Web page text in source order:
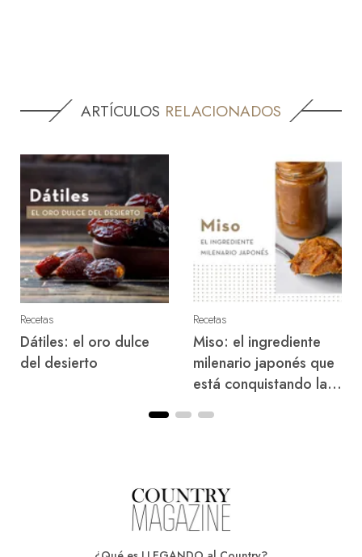
ARTÍCULOS RELACIONADOS
Recetas
Dátiles: el oro dulce
del desierto
Recetas
Miso: el ingrediente
milenario japonés que
está conquistando las